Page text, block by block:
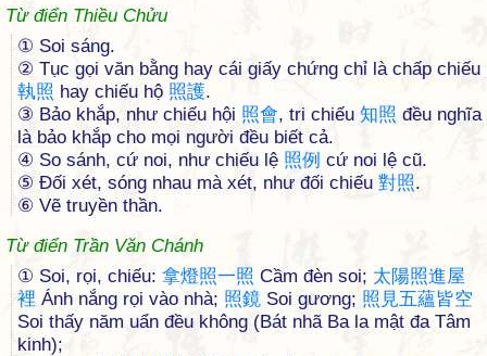
Từ điển Thiều Chửu
① Soi sáng.
② Tục gọi văn bằng hay cái giấy chứng chỉ là chấp chiếu
執照 hay chiếu hộ 照護.
③ Bảo khắp, như chiếu hội 照會, tri chiếu 知照 đều nghĩa
là bảo khắp cho mọi người đều biết cả.
④ So sánh, cứ noi, như chiếu lệ 照例 cứ noi lệ cũ.
⑤ Ðối xét, sóng nhau mà xét, như đối chiếu 對照.
⑥ Vẽ truyền thần.
Từ điển Trần Văn Chánh
① Soi, rọi, chiếu: 拿燈照一照 Cầm đèn soi; 太陽照進屋
裡 Ánh nắng rọi vào nhà; 照鏡 Soi gương; 照 見五蘊皆空
Soi thấy năm uẩn đều không (Bát nhã Ba la mật đa Tâm
kinh);